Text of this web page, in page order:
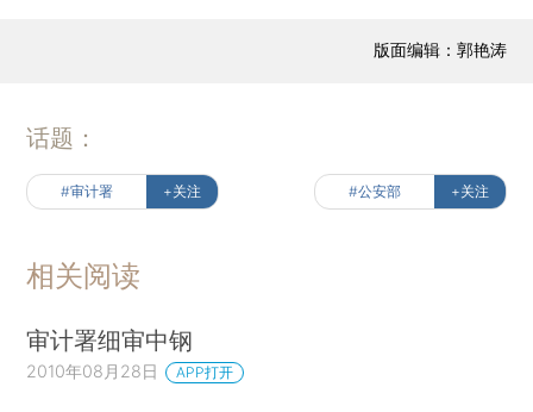
版面编辑：郭艳涛
话题：
#审计署 +关注 #公安部 +关注
相关阅读
审计署细审中钢
2010年08月28日 APP打开